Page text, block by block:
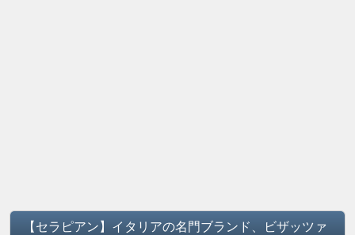
【セラピアン】イタリアの名門ブランド、ビザッツァ